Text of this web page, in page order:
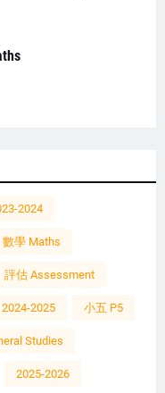
2024
數學 Maths
評估 Assessment
2024-2025 小五 P5
Studies
2025-2026